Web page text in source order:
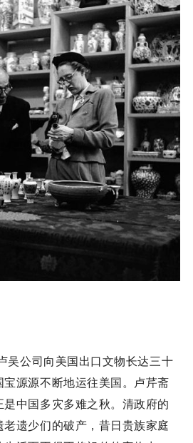
吴公司向美国出口文物长达三十
源源不断地运往美国。卢芹斋
中国多灾多难之秋。清政府的
遗少们的破产，昔日贵族家庭